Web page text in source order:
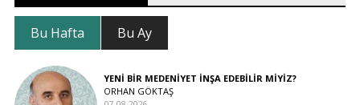
Bu Hafta Bu Ay
YENİ BİR MEDENİYET İNŞA EDEBİLİR MİYİZ?
ORHAN GÖKTAŞ